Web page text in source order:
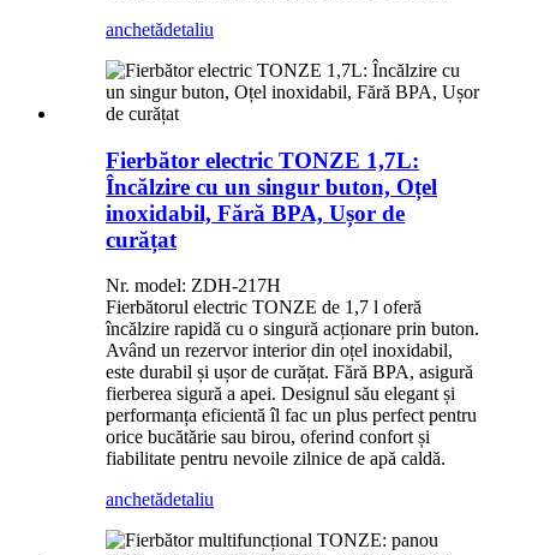
anchetădetaliu
Fierbător electric TONZE 1,7L:
Încălzire cu un singur buton, Oțel
inoxidabil, Fără BPA, Ușor de
curățat
Nr. model: ZDH-217H
Fierbătorul electric TONZE de 1,7 l oferă
încălzire rapidă cu o singură acționare prin buton.
Având un rezervor interior din oțel inoxidabil,
este durabil și ușor de curățat. Fără BPA, asigură
fierberea sigură a apei. Designul său elegant și
performanța eficientă îl fac un plus perfect pentru
orice bucătărie sau birou, oferind confort și
fiabilitate pentru nevoile zilnice de apă caldă.
anchetădetaliu